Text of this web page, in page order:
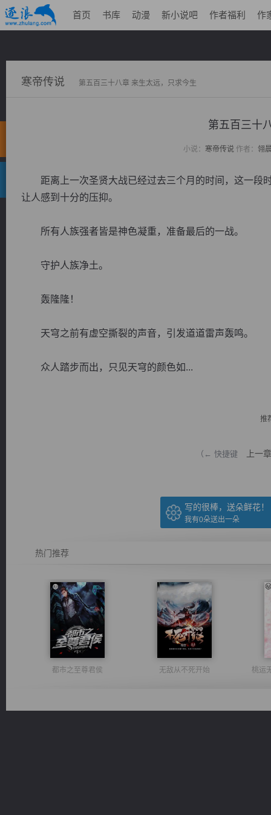
首页 书库 动漫 新小说吧 作者福利 作
寒帝传说 第五百三十八章 来生太远，只求今生
第五百三十
小说： 寒帝传说作者： 翎
距离上一次圣贤大战已经过去三个月的时间，这一段
让人感到十分的压抑。
所有人族强者皆是神色凝重，准备最后的一战。
守护人族净土。
轰隆隆！
天穹之前有虚空撕裂的声音，引发道道雷声轰鸣。
众人踏步而出，只见天穹的颜色如...
推
（← 快捷键 上一章
写的很棒，送朵鲜花！
我有0朵送出一朵
热门推荐
都市之至尊君侯 无敌从不死开始 桃运